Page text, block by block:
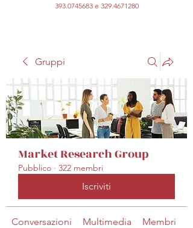
393.0745683e 329.4671280
Gruppi
Market Research Group
Pubblico · 322 membri
Iscriviti
Conversazioni Multimedia Membri